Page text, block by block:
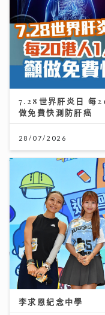
7.28世界肝炎日 每
做免費快測防肝癌
28/07/2026
李求恩紀念中學